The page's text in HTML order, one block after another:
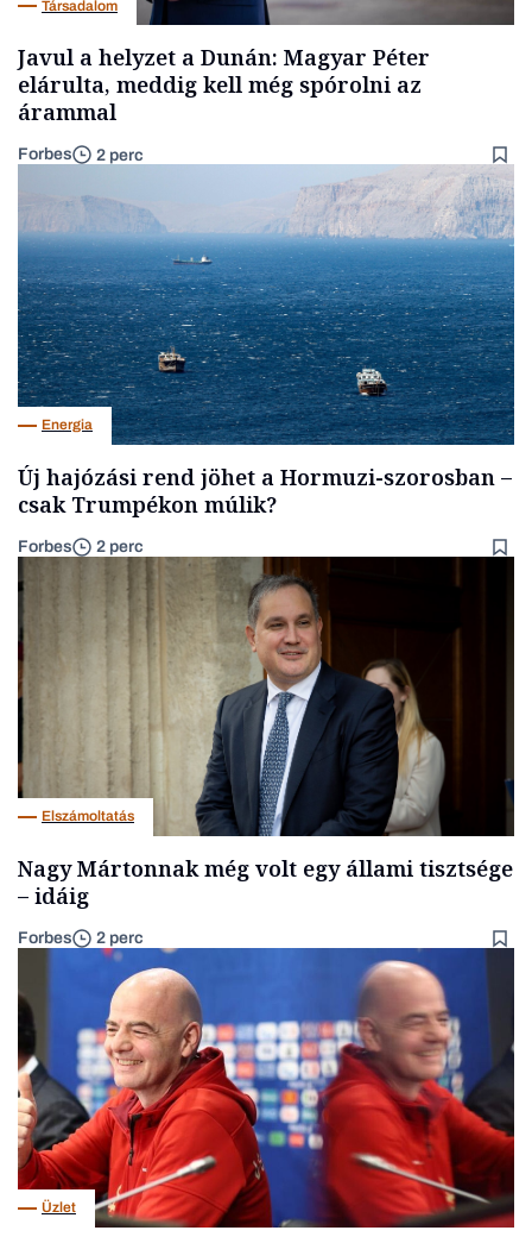
Társadalom
Javul a helyzet a Dunán: Magyar Péter
elárulta, meddig kell még spórolni az
árammal
Forbes 2 perc
Energia
Új hajózási rend jöhet a Hormuzi-szorosban –
csak Trumpékon múlik?
Forbes 2 perc
Elszámoltatás
Nagy Mártonnak még volt egy állami tisztsége
– idáig
Forbes 2 perc
Üzlet